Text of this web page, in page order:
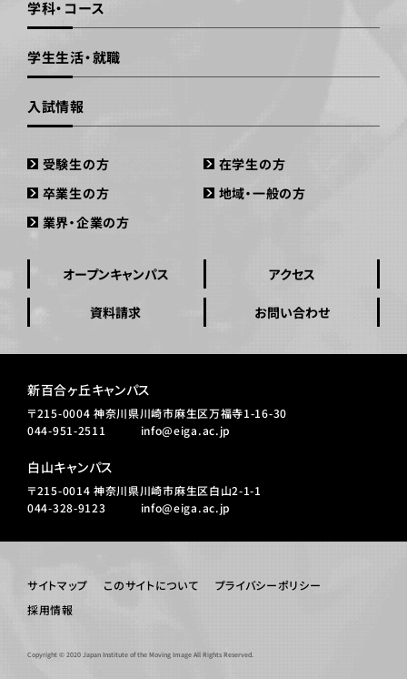
学科・コース
学生生活・就職
入試情報
受験生の方
在学生の方
卒業生の方
地域・一般の方
業界・企業の方
オープンキャンパス アクセス
資料請求 お問い合わせ
新百合ヶ丘キャンパス
〒215-0004 神奈川県川崎市麻生区万福寺1-16-30
044-951-2511
info@eiga.ac.jp
白山キャンパス
〒215-0014 神奈川県川崎市麻生区白山2-1-1
044-328-9123
info@eiga.ac.jp
サイトマップ このサイトについて
プライバシーポリシー
採用情報
Copyright © 2020 Japan Institute of the Moving Image All Rights Reserved.